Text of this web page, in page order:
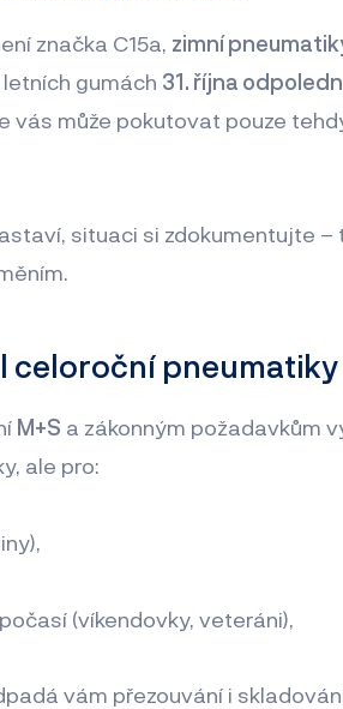
značka C15a, zimní
gumách 31. října
vás může pokutovat pouze
situaci si zdokumentujte –
celoroční pneumatiky
M+S a zákonným požadavkům
ale pro:
(víkendovky, veteráni),
vám přezouvání i